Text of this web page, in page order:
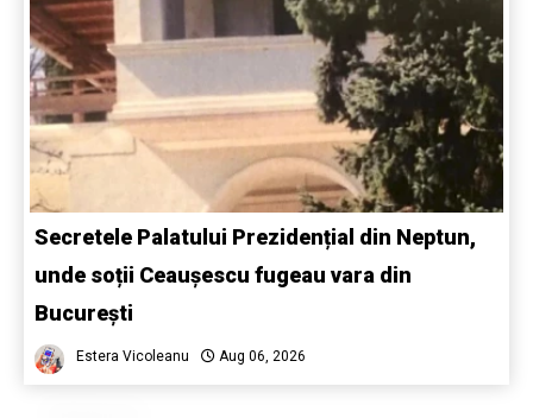
Secretele Palatului Prezidențial din Neptun,
unde soții Ceaușescu fugeau vara din
București
Estera Vicoleanu Aug 06, 2026